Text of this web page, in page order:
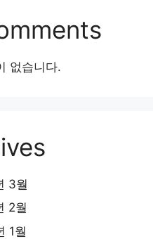
없습니다.
3월
2월
1월